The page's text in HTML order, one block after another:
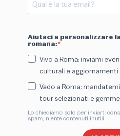
Aiutaci a personalizzare
romana:
Vivo a Roma: inviami
culturali e aggiornamenti
Vado a Roma:
tour selezionati e
Lo chiediamo solo per inviarti
spam, niente contenuti inutili.